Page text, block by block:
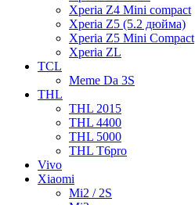
Xperia Z4 Mini compact
Xperia Z5 (5.2 дюйма)
Xperia Z5 Mini Compact
Xperia ZL
TCL
Meme Da 3S
THL
THL 2015
THL 4400
THL 5000
THL T6pro
Vivo
Xiaomi
Mi2 / 2S